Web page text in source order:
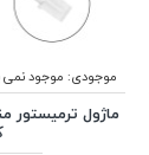
موجودی: موجود نمی